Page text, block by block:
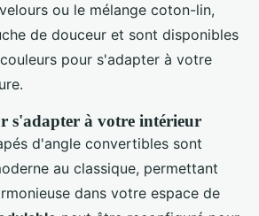
ou le mélange coton-lin,
de douceur et sont disponibles
pour s'adapter à votre
s'adapter à votre intérieur
d'angle convertibles sont
au classique, permettant
dans votre espace de